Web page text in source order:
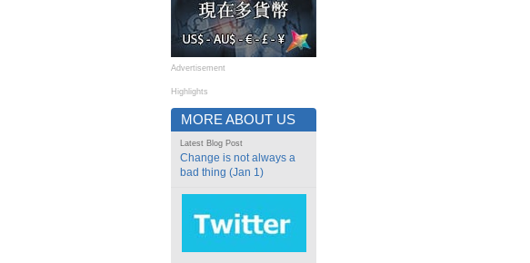
Advertisement
Highlights
MORE ABOUT US
Latest Blog Post
Change is not always a
bad thing (Jan 1)